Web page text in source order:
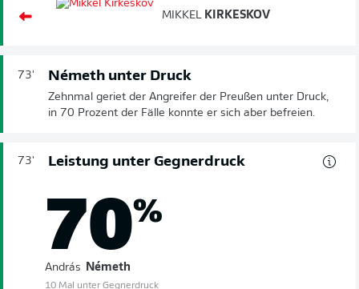
MIKKEL KIRKESKOV
73' Németh unter Druck
Zehnmal geriet der Angreifer der Preußen unter Druck,
in 70 Prozent der Fälle konnte er sich aber befreien.
73' Leistung unter Gegnerdruck
70%
András Németh
10 Mal unter Gegnerdruck